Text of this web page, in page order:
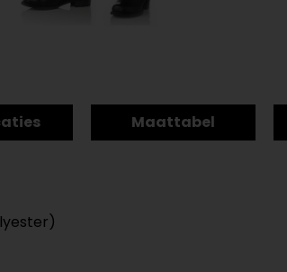
Maattabel